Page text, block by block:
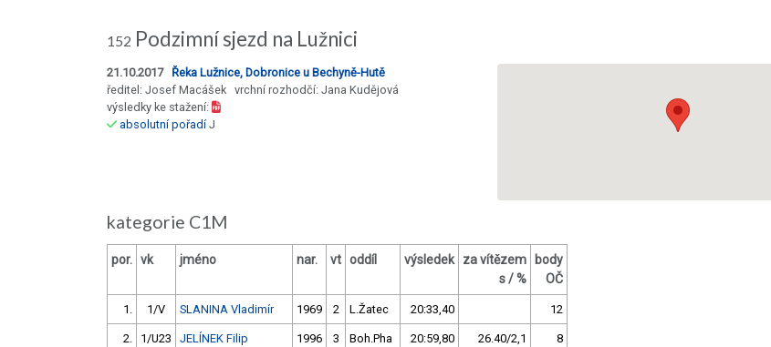
152 Podzimní sjezd na Lužnici
21.10.2017 Řeka Lužnice, Dobronice u Bechyně-Hutě
ředitel: Josef Macášek vrchní rozhodčí: Jana Kudějová
výsledky ke stažení:
absolutní pořadíJ
kategorie C1M
por. vk jméno nar. vt oddíl výsledek
za vítězem
s / %
body
OČ
1. 1/V SLANINA Vladimír 1969 2 L.Žatec 20:33,40 12
2. 1/U23 JELÍNEK Filip 1996 3 Boh.Pha 20:59,80 26.40/2,1 8